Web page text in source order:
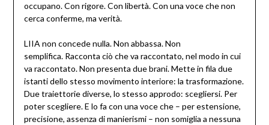
occupano. Con rigore. Con libertà. Con una voce che non
cerca conferme, ma verità.
LIIA non concede nulla. Non abbassa. Non
semplifica. Racconta ciò che va raccontato, nel modo in cui
va raccontato. Non presenta due brani. Mette in fila due
istanti dello stesso movimento interiore: la trasformazione.
Due traiettorie diverse, lo stesso approdo: scegliersi. Per
poter scegliere. E lo fa con una voce che – per estensione,
precisione, assenza di manierismi – non somiglia a nessuna